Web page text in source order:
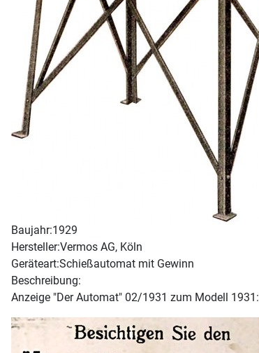
Baujahr:1929
Hersteller:Vermos AG, Köln
Geräteart:Schießautomat mit Gewinn
Beschreibung:
Anzeige "Der Automat" 02/1931 zum Modell 1931: